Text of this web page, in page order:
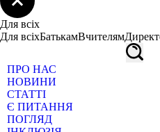
Для всіх
Для всіхБатькамВчителям
ПРО НАС
НОВИНИ
СТАТТІ
Є ПИТАННЯ
ПОГЛЯД